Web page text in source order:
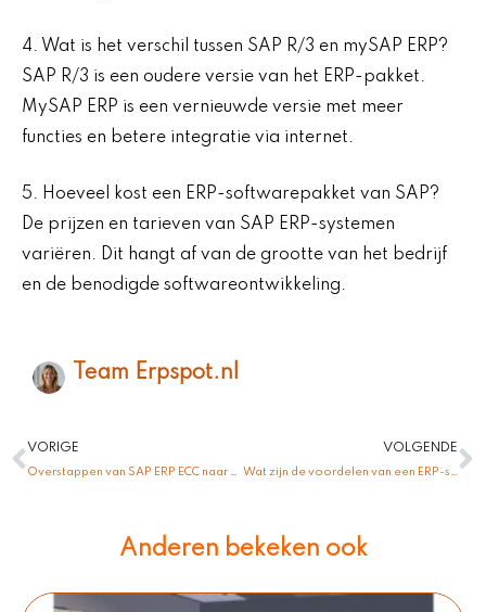
4. Wat is het verschil tussen SAP R/3 en mySAP ERP?
SAP R/3 is een oudere versie van het ERP-pakket.
MySAP ERP is een vernieuwde versie met meer
functies en betere integratie via internet.
5. Hoeveel kost een ERP-softwarepakket van SAP?
De prijzen en tarieven van SAP ERP-systemen
variëren. Dit hangt af van de grootte van het bedrijf
en de benodigde softwareontwikkeling.
Team Erpspot.nl
Vorige
VORIGE VOLGENDE
Anderen bekeken ook